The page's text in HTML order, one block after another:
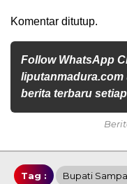
Komentar ditutup.
Follow WhatsApp
berita terbaru
Tag : Bupati